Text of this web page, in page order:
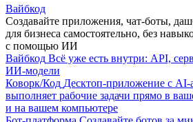
Вайбкод
Создавайте приложения, чат-боты,
для бизнеса самостоятельно, без
с помощью ИИ
Вайбкод Всё уже есть внутри: API,
ИИ-модели
Коворк/Код Десктоп-приложение с AI-
выполняет рабочие задачи прямо в
и на вашем компьютере